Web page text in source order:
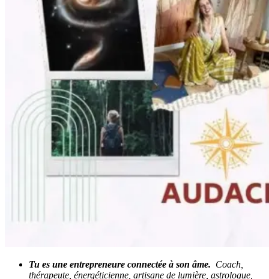
Tu es une entrepreneure connectée à son âme. Coach,
thérapeute, énergéticienne, artisane de lumière, astrologue,